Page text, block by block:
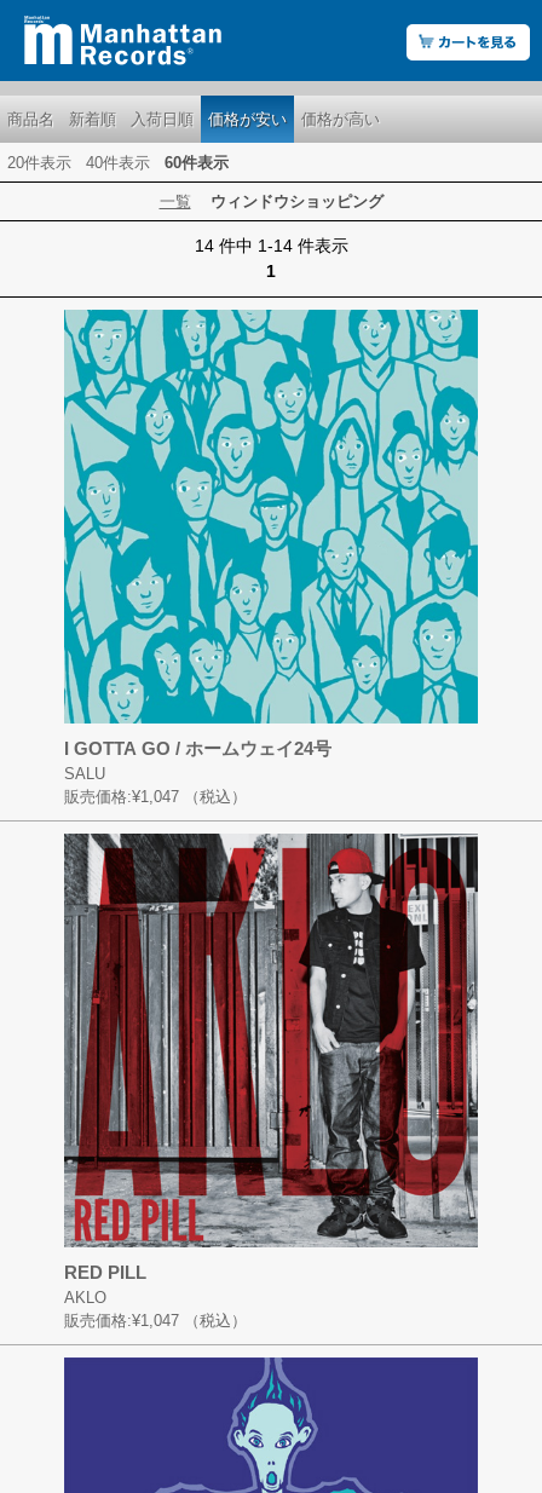
商品名 新着順 入荷日順 価格が安い 価格が高い
20件表示 40件表示 60件表示
一覧 ウィンドウショッピング
14 件中 1-14 件表示
1
I GOTTA GO / ホームウェイ24号
SALU
販売価格:¥1,047 （税込）
RED PILL
AKLO
販売価格:¥1,047 （税込）